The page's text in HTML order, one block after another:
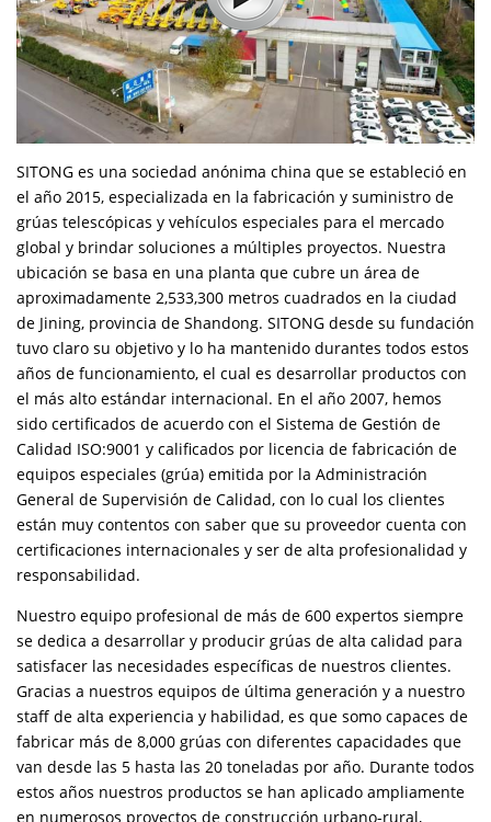
SITONG es una sociedad anónima china que se estableció en
el año 2015, especializada en la fabricación y suministro de
grúas telescópicas y vehículos especiales para el mercado
global y brindar soluciones a múltiples proyectos. Nuestra
ubicación se basa en una planta que cubre un área de
aproximadamente 2,533,300 metros cuadrados en la ciudad
de Jining, provincia de Shandong. SITONG desde su fundación
tuvo claro su objetivo y lo ha mantenido durantes todos estos
años de funcionamiento, el cual es desarrollar productos con
el más alto estándar internacional. En el año 2007, hemos
sido certificados de acuerdo con el Sistema de Gestión de
Calidad ISO:9001 y calificados por licencia de fabricación de
equipos especiales (grúa) emitida por la Administración
General de Supervisión de Calidad, con lo cual los clientes
están muy contentos con saber que su proveedor cuenta con
certificaciones internacionales y ser de alta profesionalidad y
responsabilidad.
Nuestro equipo profesional de más de 600 expertos siempre
se dedica a desarrollar y producir grúas de alta calidad para
satisfacer las necesidades específicas de nuestros clientes.
Gracias a nuestros equipos de última generación y a nuestro
staff de alta experiencia y habilidad, es que somo capaces de
fabricar más de 8,000 grúas con diferentes capacidades que
van desde las 5 hasta las 20 toneladas por año. Durante todos
estos años nuestros productos se han aplicado ampliamente
en numerosos proyectos de construcción urbano-rural,